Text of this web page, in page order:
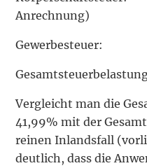
Anrechnung)
Vergleicht man die
41,99% mit der
reinen Inlandsfall
deutlich, dass die